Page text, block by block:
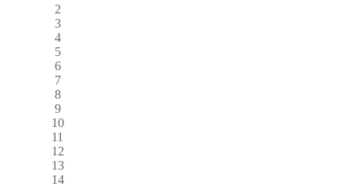
2
3
4
5
6
7
8
9
10
11
12
13
14